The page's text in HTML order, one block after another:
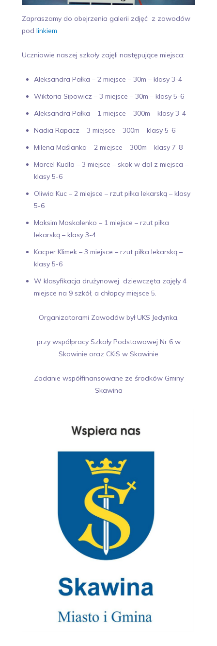
Zapraszamy do obejrzenia galerii zdjęć z zawodów
pod linkiem
Uczniowie naszej szkoły zajęli następujące miejsca:
Aleksandra Pałka – 2 miejsce – 30m – klasy 3-4
Wiktoria Sipowicz – 3 miejsce – 30m – klasy 5-6
Aleksandra Pałka – 1 miejsce – 300m – klasy 3-4
Nadia Rapacz – 3 miejsce – 300m – klasy 5-6
Milena Maślanka – 2 miejsce – 300m – klasy 7-8
Marcel Kudla – 3 miejsce – skok w dal z miejsca –
klasy 5-6
Oliwia Kuc – 2 miejsce – rzut piłka lekarską – klasy
5-6
Maksim Moskalenko – 1 miejsce – rzut piłka
lekarską – klasy 3-4
Kacper Klimek – 3 miejsce – rzut piłka lekarską –
klasy 5-6
W klasyfikacja drużynowej dziewczęta zajęły 4
miejsce na 9 szkół, a chłopcy miejsce 5.
Organizatorami Zawodów był UKS Jedynka,
przy współpracy Szkoły Podstawowej Nr 6 w
Skawinie oraz CKiS w Skawinie
Zadanie współfinansowane ze środków Gminy
Skawina